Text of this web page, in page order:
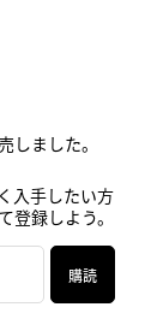
しました。
入手したい方
録しよう。
購読